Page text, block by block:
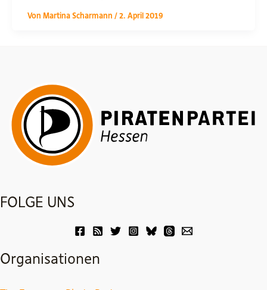
Von Martina Scharmann /2. April 2019
FOLGE UNS
Organisationen